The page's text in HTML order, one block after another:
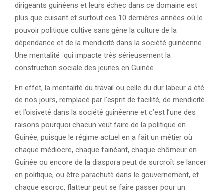
dirigeants guinéens et leurs échec dans ce domaine est
plus que cuisant et surtout ces 10 dernières années où le
pouvoir politique cultive sans gêne la culture de la
dépendance et de la mendicité dans la société guinéenne.
Une mentalité qui impacte très sérieusement la
construction sociale des jeunes en Guinée.
En effet, la mentalité du travail ou celle du dur labeur a été
de nos jours, remplacé par l’esprit de facilité, de mendicité
et l’oisiveté dans la société guinéenne et c’est l’une des
raisons pourquoi chacun veut faire de la politique en
Guinée, puisque le régime actuel en a fait un métier où
chaque médiocre, chaque fainéant, chaque chômeur en
Guinée ou encore de la diaspora peut de surcroît se lancer
en politique, ou être parachuté dans le gouvernement, et
chaque escroc, flatteur peut se faire passer pour un